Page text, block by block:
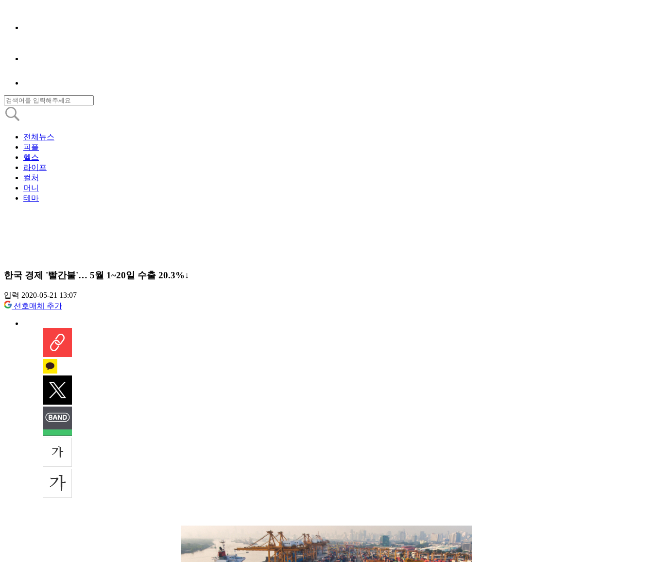
전체뉴스
피플
헬스
라이프
컬처
머니
테마
한국 경제 '빨간불'… 5월 1~20일 수출 20.3%↓
입력 2020-05-21 13:07
선호매체 추가